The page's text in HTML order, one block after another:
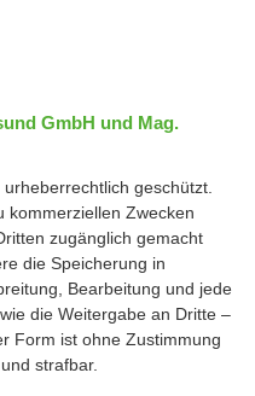
GmbH und Mag.
geschützt.
kommerziellen Zwecken
zugänglich gemacht
die Speicherung in
Bearbeitung und jede
die Weitergabe an Dritte –
Form ist ohne Zustimmung
strafbar.